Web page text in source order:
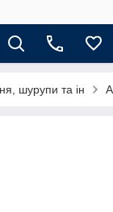
шурупи та ін